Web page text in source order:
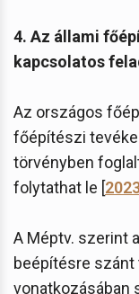
4. Az állami
kapcsolatos
Az országos
főépítészi
törvényben
folytathat le [
A Méptv. szerint
beépítésre
vonatkozásában